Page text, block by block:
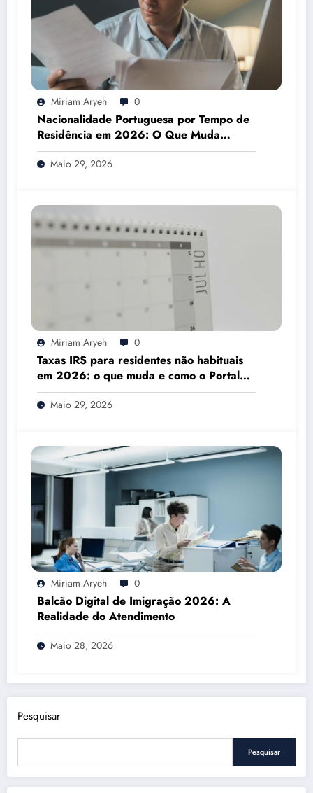
Miriam Aryeh 0
Nacionalidade Portuguesa por Tempo de
Residência em 2026: O Que Muda
Mesmo
Maio 29, 2026
Miriam Aryeh 0
Taxas IRS para residentes não habituais
em 2026: o que muda e como o Portal
das Finanças pode ajudar
Maio 29, 2026
Miriam Aryeh 0
Balcão Digital de Imigração 2026: A
Realidade do Atendimento
Maio 28, 2026
Pesquisar
Pesquisar